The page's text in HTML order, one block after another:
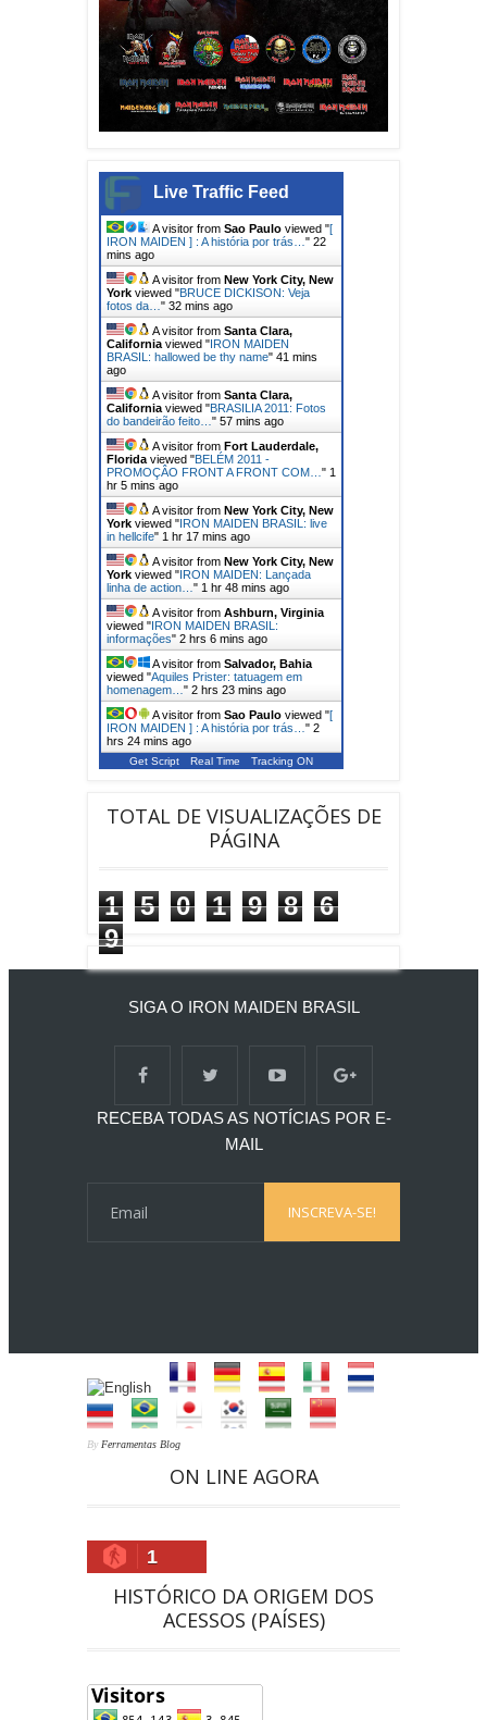
Live Traffic Feed
A visitor from Sao Paulo viewed "[
IRON MAIDEN ] : A história por trás… " 22
mins ago
A visitor from New York City, New
York viewed "BRUCE DICKISON: Veja
fotos da… " 32 mins ago
A visitor from Santa Clara,
California viewed "IRON MAIDEN
BRASIL: hallowed be thy name" 41 mins
ago
A visitor from Santa Clara,
California viewed "BRASILIA 2011: Fotos
do bandeirão feito… " 57 mins ago
A visitor from Fort Lauderdale,
Florida viewed "BELÉM 2011 -
PROMOÇÂO FRONT A FRONT COM… " 1
hr 5 mins ago
A visitor from New York City, New
York viewed "IRON MAIDEN BRASIL: live
in hellcife" 1 hr 17 mins ago
A visitor from New York City, New
York viewed "IRON MAIDEN: Lançada
linha de action… " 1 hr 48 mins ago
A visitor from Ashburn, Virginia
viewed "IRON MAIDEN BRASIL:
informações" 2 hrs 6 mins ago
A visitor from Salvador, Bahia
viewed "Aquiles Prister: tatuagem em
homenagem… " 2 hrs 23 mins ago
A visitor from Sao Paulo viewed "[
IRON MAIDEN ] : A história por trás… " 2
hrs 24 mins ago
Get Script Real Time Tracking ON
TOTAL DE VISUALIZAÇÕES DE
PÁGINA
1 5 0 1 9 8
6
9
SIGA O IRON MAIDEN BRASIL
RECEBA TODAS AS NOTÍCIAS POR E-
MAIL
By Ferramentas Blog
ON LINE AGORA
1
HISTÓRICO DA ORIGEM DOS
ACESSOS (PAÍSES)